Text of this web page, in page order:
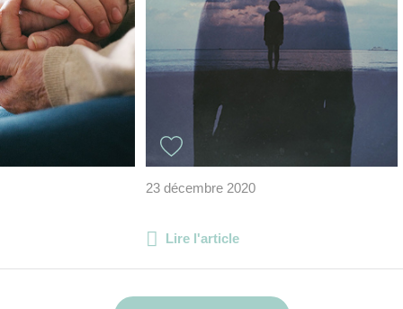
23 décembre 2020
Lire l'article